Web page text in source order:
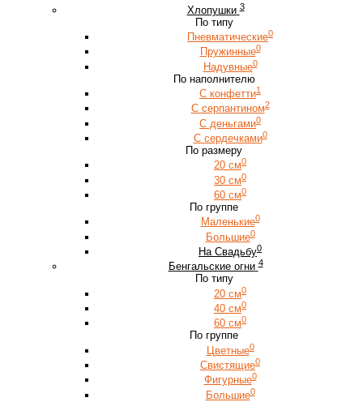
Хлопушки 3
По типу
Пневматические0
Пружинные0
Надувные0
По наполнителю
С конфетти1
С серпантином2
С деньгами0
С сердечками0
По размеру
20 см0
30 см0
60 см0
По группе
Маленькие0
Большие0
На Свадьбу0
Бенгальские огни 4
По типу
20 см0
40 см0
60 см0
По группе
Цветные0
Свистящие0
Фигурные0
Большие0